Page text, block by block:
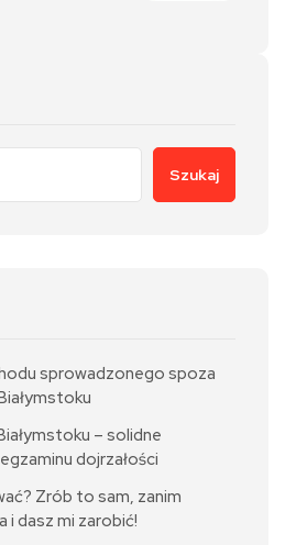
Szukaj
sprowadzonego spoza
– solidne
dojrzałości
Zrób to sam, zanim
i dasz mi zarobić!